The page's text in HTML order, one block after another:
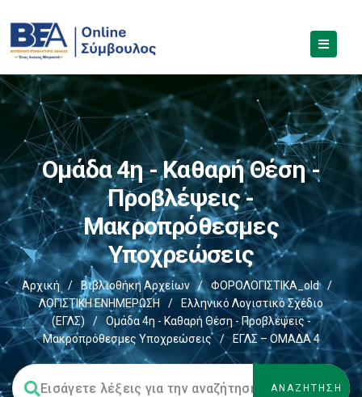
Ομάδα 4η - Καθαρή Θέση -
Προβλέψεις -
Μακροπρόθεσμες
Υποχρεώσεις
Αρχική / Βιβλιοθήκη Αρχείων / ΦΟΡΟΛΟΓΙΣΤΙΚΑ_old
/
ΛΟΓΙΣΤΙΚΗ ΕΝΗΜΕΡΩΣΗ
/
Ελληνικό Λογιστικό Σχέδιο
(ΕΓΛΣ)
/
Ομάδα 4η - Καθαρή Θέση - Προβλέψεις -
Μακροπρόθεσμες Υποχρεώσεις
/ ΕΓΛΣ – ΟΜΑΔΑ 4